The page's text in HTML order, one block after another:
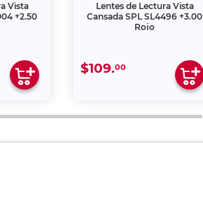
Vista
+2.50
Lentes de Lectura Vista
Cansada SPL SL4496 +3.00
Rojo
$109.00